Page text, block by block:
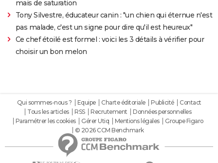
mais de saturation
Tony Silvestre, éducateur canin : "un chien qui éternue n'est
pas malade, c'est un signe pour dire qu'il est heureux"
Ce chef étoilé est formel : voici les 3 détails à vérifier pour
choisir un bon melon
Qui sommes-nous ? Equipe Charte éditoriale Publicité
Contact
Tous les articles
RSS Recrutement
Données personnelles
Paramétrer les cookies
Gérer Utiq Mentions légales
Groupe Figaro
© 2026 CCM Benchmark